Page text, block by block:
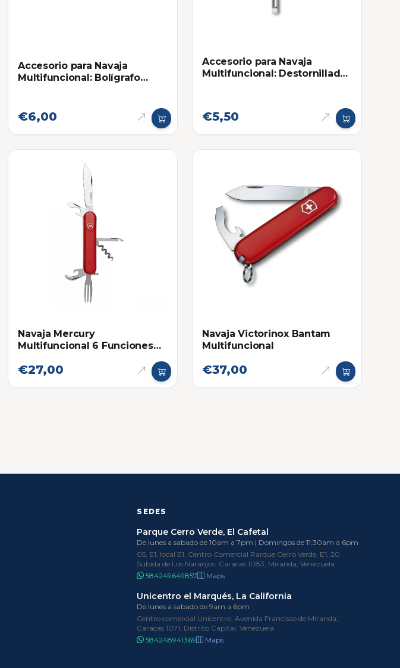
Accesorio para Navaja
Multifuncional: Bolígrafo
€6,00
Accesorio para Navaja
Multifuncional: Destornillador
€5,50
Navaja Mercury
Multifuncional 6 Funciones
€27,00
Navaja Victorinox Bantam
Multifuncional
€37,00
SEDES
Parque Cerro Verde, El Cafetal
De lunes a sabado de 10am a 7pm | Domingos de 11:30am a 6pm
05, E1, local E1, Centro Comercial Parque Cerro Verde, E1, 20
Subida de Los Naranjos, Caracas 1083, Miranda, Venezuela
584249649857
Maps
Unicentro el Marqués, La California
De lunes a sabado de 9am a 6pm
Centro comercial Unicentro, Avenida Francisco de Miranda,
Caracas 1071, Distrito Capital, Venezuela
584248941369
Maps